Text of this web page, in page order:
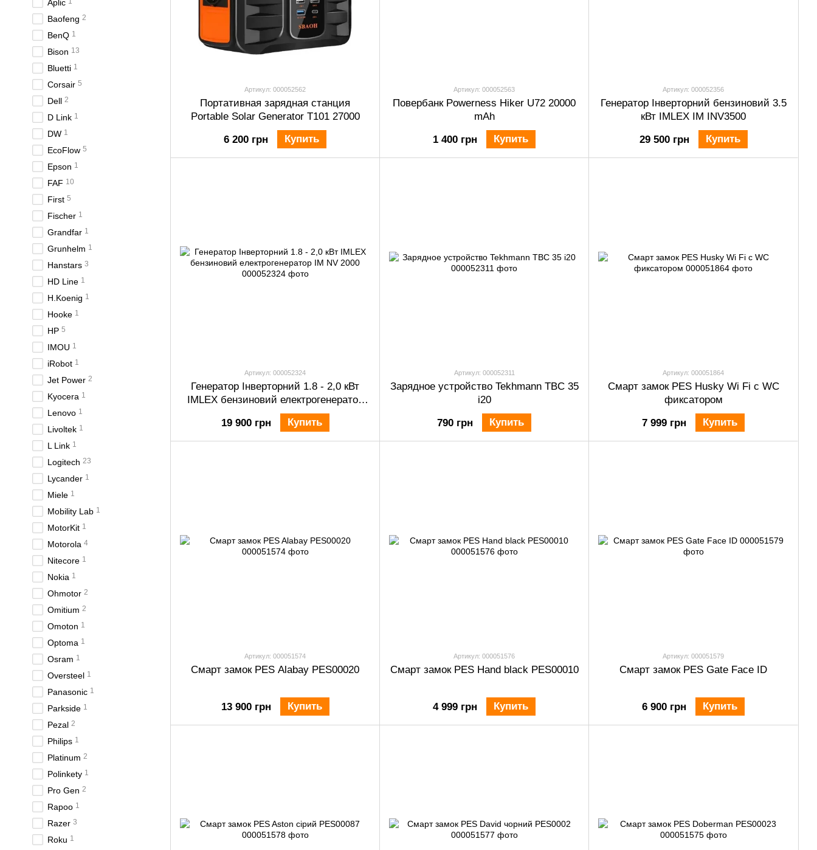
Артикул: 000052562
Портативная зарядная станция
Portable Solar Generator T101 27000
6 200 грн Купить
Артикул: 000052563
Повербанк Powerness Hiker U72 20000
mAh
1 400 грн Купить
Артикул: 000052356
Генератор Інверторний бензиновий 3.5
кВт IMLEX IM INV3500
29 500 грн Купить
Артикул: 000052324
Генератор Інверторний 1.8 - 2,0 кВт
IMLEX бензиновий електрогенератор
IM NV 2000
19 900 грн
Купить
Артикул: 000052311
Зарядное устройство Tekhmann TBC 35
i20
790 грн Купить
Артикул: 000051864
Смарт замок PES Husky Wi Fi c WC
фиксатором
7 999 грн Купить
Артикул: 000051574
Смарт замок PES Alabay PES00020
13 900 грн Купить
Артикул: 000051576
Смарт замок PES Hand black PES00010
4 999 грн Купить
Артикул: 000051579
Смарт замок PES Gate Face ID
6 900 грн Купить
Aplic
Baofeng 2
BenQ 1
Bison 13
Bluetti 1
Corsair 5
Dell 2
D Link 1
DW 1
EcoFlow 5
Epson 1
FAF 10
First 5
Fischer 1
Grandfar 1
Grunhelm 1
Hanstars 3
HD Line 1
H.Koenig 1
Hooke 1
HP 5
IMOU 1
iRobot 1
Jet Power 2
Kyocera 1
Lenovo 1
Livoltek 1
L Link 1
Logitech 23
Lycander 1
Miele 1
Mobility Lab 1
MotorKit 1
Motorola 4
Nitecore 1
Nokia 1
Ohmotor 2
Omitium 2
Omoton 1
Optoma 1
Osram 1
Oversteel 1
Panasonic 1
Parkside 1
Pezal 2
Philips 1
Platinum 2
Polinkety 1
Pro Gen 2
Rapoo 1
Razer 3
Roku 1